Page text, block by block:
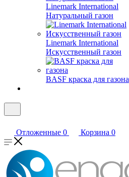
Linemark International
Натуральный газон
Linemark International
Искусственный газон
BASF краска для газона
Отложенные 0 Корзина 0